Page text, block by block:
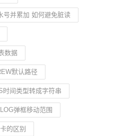
号并累加 如何避免脏读
数据
默认路径
时间类型转成字符串
弹框移动范围
的区别